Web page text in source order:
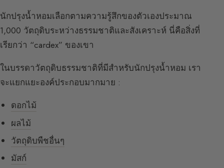
นักปรุงน้ำหอมเลือกตามความรู้สึกของตัวเองประมาณ
1,000 วัตถุดิบระหว่างธรรมชาติและสังเคราะห์ นี่คือสิ่งที่
เรียกว่า “cardex” ของเขา
ในบรรดาวัตถุดิบธรรมชาติที่มีสำหรับนักปรุงน้ำหอม เรา
จะแยกแยะองค์ประกอบมากมาย :
ดอกไม้
ผลไม้
วัตถุดิบพืชอื่นๆ
มัสก์